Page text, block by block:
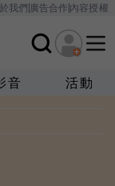
我們廣告合作內容授權
音 活動